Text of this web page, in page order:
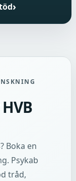
Boka en
Psykab
tråd,